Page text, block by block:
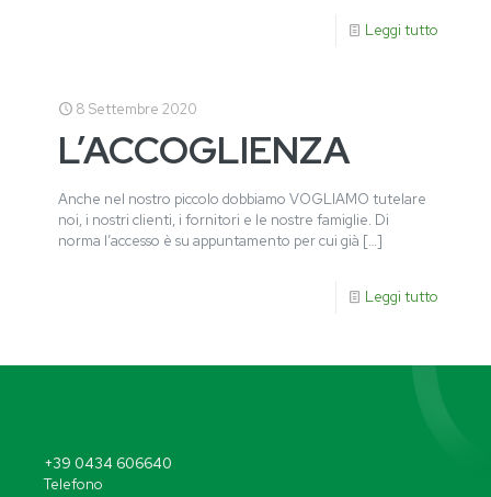
Leggi tutto
8 Settembre 2020
L’ACCOGLIENZA
Anche nel nostro piccolo dobbiamo VOGLIAMO tutelare
noi, i nostri clienti, i fornitori e le nostre famiglie. Di
norma l’accesso è su appuntamento per cui già […]
Leggi tutto
+39 0434 606640
Telefono